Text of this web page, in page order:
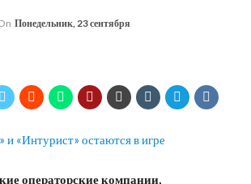
Понедельник, 23 сентября
операторские компании,